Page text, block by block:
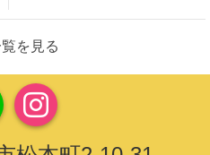
を見る